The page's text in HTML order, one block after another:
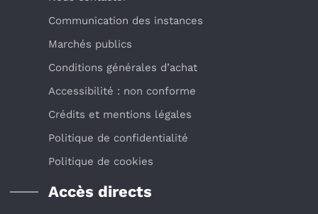
Communication des instances
Marchés publics
Conditions générales d’achat
Accessibilité : non conforme
Crédits et mentions légales
Politique de confidentialité
Politique de cookies
Accès directs